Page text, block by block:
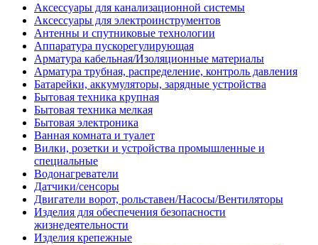
Аксессуары для канализационной системы
Аксессуары для электроинструментов
Антенны и спутниковые технологии
Аппаратура пускорегулирующая
Арматура кабельная/Изоляционные материалы
Арматура трубная, распределение, контроль давления
Батарейки, аккумуляторы, зарядные устройства
Бытовая техника крупная
Бытовая техника мелкая
Бытовая электроника
Ванная комната и туалет
Вилки, розетки и устройства промышленные и
специальные
Водонагреватели
Датчики/сенсоры
Двигатели ворот, рольставен/Насосы/Вентиляторы
Изделия для обеспечения безопасности
жизнедеятельности
Изделия крепежные